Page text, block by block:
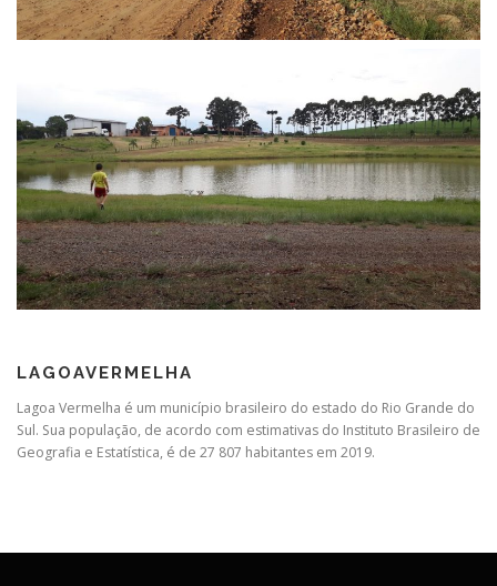
LAGOAVERMELHA
Lagoa Vermelha é um município brasileiro do estado do Rio Grande do
Sul. Sua população, de acordo com estimativas do Instituto Brasileiro de
Geografia e Estatística, é de 27 807 habitantes em 2019.